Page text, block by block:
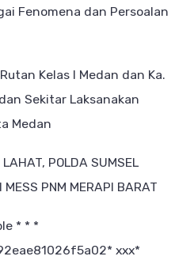
Fenomena dan Persoalan
Rutan Kelas I Medan dan Ka.
Sekitar Laksanakan
Medan
LAHAT, POLDA SUMSEL
PNM MERAPI BARAT
* * *
ххх*